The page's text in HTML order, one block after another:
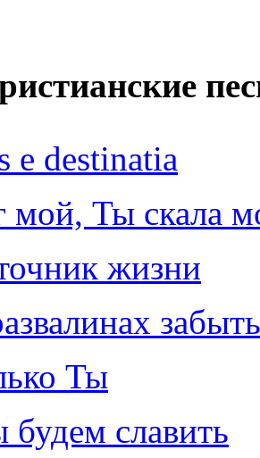
e destinatia
мой, Ты скала
жизни
Ты
славить